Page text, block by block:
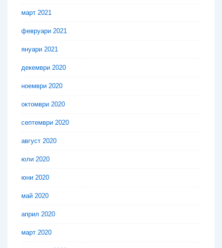
март 2021
февруари 2021
януари 2021
декември 2020
ноември 2020
октомври 2020
септември 2020
август 2020
юли 2020
юни 2020
май 2020
април 2020
март 2020